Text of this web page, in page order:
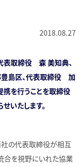
2018.08.27
表取締役 森 美知典、
豊島区、代表取締役 加
携を行うことを取締役
いたします。
の代表取締役が相互
合を視野にいれた協業